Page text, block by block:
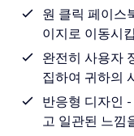
원 클릭 페이스
이지로 이동시
완전히 사용자
집하여 귀하의
반응형 디자인
고 일관된 느낌